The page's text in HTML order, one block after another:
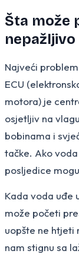
Šta može
nepažljivo
Najveći
ECU
motora) je
osjetljiv na
bobinama i
tačke. Ako
posljedice
Kada voda uđe
može početi
uopšte ne htjeti
nam stignu sa